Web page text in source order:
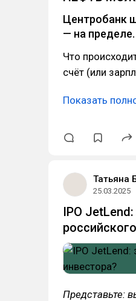
Центробанк
— на пределе.
Что
счёт (или
Показать
Татьяна
25.03.2025
IPO
Представьте: